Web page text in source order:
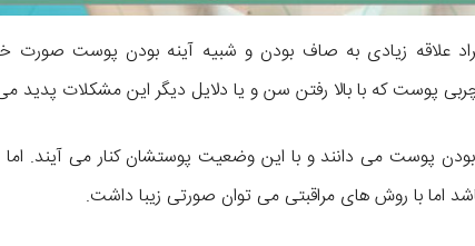
علاقه زیادی به صاف بودن و شبیه آینه بودن پوست صورت خود
پوست که با بالا رفتن سن و یا دلایل دیگر این مشکلات پدید
بودن پوست می دانند و با این وضعیت پوستشان کنار می آیند. اما
اما با روش های مراقبتی می توان صورتی زیبا داشت.